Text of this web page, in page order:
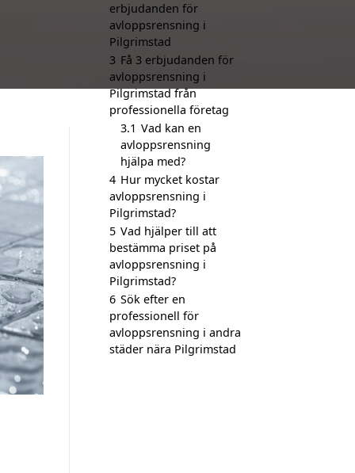
erbjudanden för
avloppsrensning i
Pilgrimstad
3 Få 3 erbjudanden för
avloppsrensning i
Pilgrimstad från
professionella företag
3.1 Vad kan en
avloppsrensning
hjälpa med?
4 Hur mycket kostar
avloppsrensning i
Pilgrimstad?
5 Vad hjälper till att
bestämma priset på
avloppsrensning i
Pilgrimstad?
6 Sök efter en
professionell för
avloppsrensning i andra
städer nära Pilgrimstad